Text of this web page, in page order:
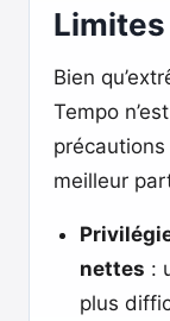
Bien
Tempo
précautions
meilleur
nettes :
plus